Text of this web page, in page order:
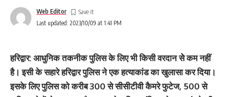
Last updated: 2023/10/09 at 1:41 PM
Web Editor
हरिद्वार: आधुनिक तकनीक पुलिस के लिए भी किसी वरदान सेे कम नहीं
है। इसी के सहारे हरिद्वार पुलिस ने एक हत्‍याकांड का खुलासा कर दिया।
इसके लिए पुलिस को करीब 300 से सीसीटीवी कैमरे फुटेज, 500 से